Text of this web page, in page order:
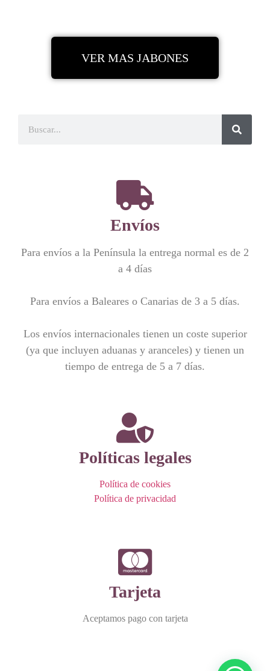
VER MAS JABONES
Envíos
Para envíos a la Península la entrega normal es de 2
a 4 días
Para envíos a Baleares o Canarias de 3 a 5 días.
Los envíos internacionales tienen un coste superior
(ya que incluyen aduanas y aranceles) y tienen un
tiempo de entrega de 5 a 7 días.
Políticas legales
Política de cookies
Política de privacidad
Tarjeta
Aceptamos pago con tarjeta